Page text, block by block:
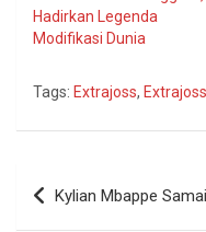
Hadirkan Legenda
Modifikasi Dunia
Tags: Extrajoss,
Navigasi
pos
Kylian Mbappe